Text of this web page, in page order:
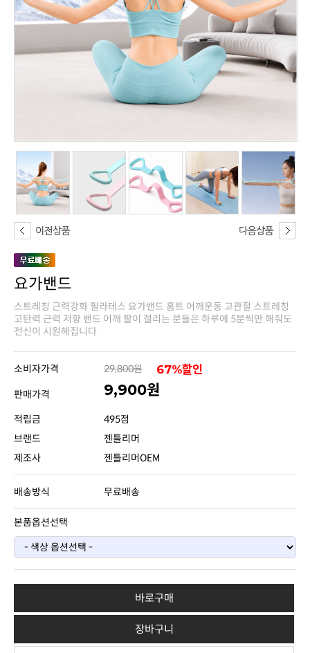
요가밴드
전신이 시원해집니다
소비자가격 29,800원 67%할인
판매가격 9,900원
적립금
495점
브랜드
젠틀리머
제조사
젠틀리머OEM
배송방식 무료배송
본품옵션선택
바로구매
장바구니